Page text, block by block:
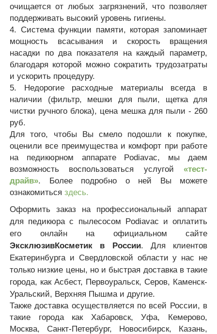
очищается от любых загрязнений, что позволяет
поддерживать высокий уровень гигиены.
4. Система функции памяти, которая запоминает
мощность всасывания и скорость вращения
насадки по два показателя на каждый параметр,
благодаря которой можно сократить трудозатраты
и ускорить процедуру.
5. Недорогие расходные материалы всегда в
наличии (фильтр, мешки для пыли, щетка для
чистки ручного блока), цена мешка для пыли - 260
руб.
Для того, чтобы Вы смело подошли к покупке,
оценили все преимущества и комфорт при работе
на педикюрном аппарате Podiavac, мы даем
возможность воспользоваться услугой «тест-
драйв». Более подробно о ней Вы можете
ознакомиться здесь.
Оформить заказ на профессиональный аппарат
для педикюра с пылесосом Podiavac и оплатить
его онлайн на официальном сайте
ЭксклюзивКосметик в России. Для клиентов
Екатеринбурга и Свердловской области у нас не
только низкие цены, но и быстрая доставка в такие
города, как Асбест, Первоуральск, Серов, Каменск-
Уральский, Верхняя Пышма и другие.
Также доставка осуществляется по всей России, в
такие города как Хабаровск, Уфа, Кемерово,
Москва, Санкт-Петербург, Новосибирск, Казань,